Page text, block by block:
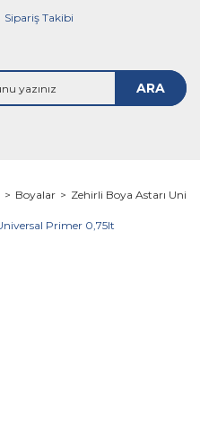
Sipariş Takibi
ARA
Boyalar Zehirli Boya Astarı